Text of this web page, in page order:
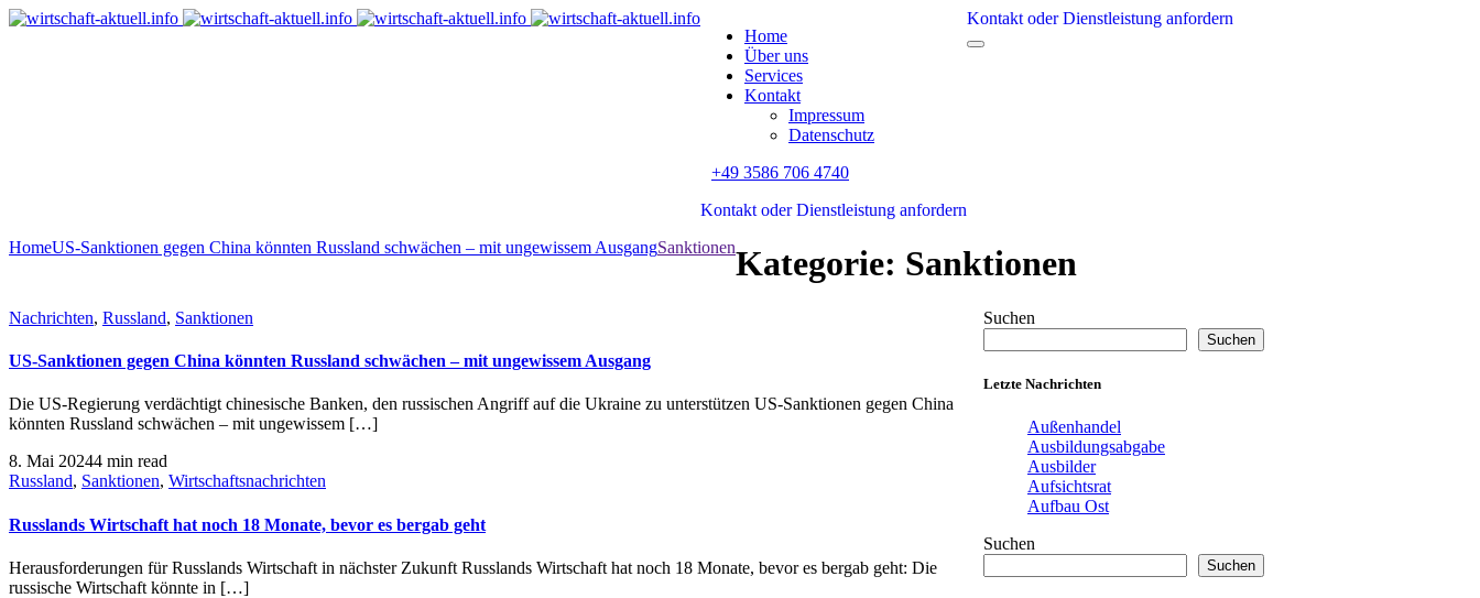
Home
Über uns
Services
Kontakt
Impressum
Datenschutz
+49 3586 706 4740
Kontakt oder Dienstleistung anfordern
Kontakt oder Dienstleistung anfordern
HomeUS-Sanktionen gegen China könnten Russland schwächen – mit ungewissem AusgangSanktionenKategorie: Sanktionen
Nachrichten, Russland, Sanktionen
US-Sanktionen gegen China könnten Russland schwächen – mit ungewissem Ausgang
Die US-Regierung verdächtigt chinesische Banken, den russischen Angriff auf die Ukraine zu unterstützen US-Sanktionen gegen China
könnten Russland schwächen – mit ungewissem […]
8. Mai 20244 min read
Russland, Sanktionen, Wirtschaftsnachrichten
Russlands Wirtschaft hat noch 18 Monate, bevor es bergab geht
Herausforderungen für Russlands Wirtschaft in nächster Zukunft Russlands Wirtschaft hat noch 18 Monate, bevor es bergab geht: Die
russische Wirtschaft könnte in […]
Suchen
Suchen
Letzte Nachrichten
Außenhandel
Ausbildungsabgabe
Ausbilder
Aufsichtsrat
Aufbau Ost
Suchen
Suchen